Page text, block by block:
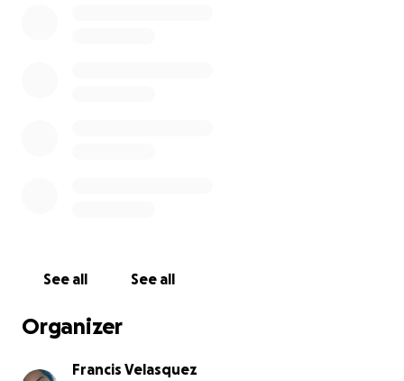
See all See all
Organizer
Francis Velasquez